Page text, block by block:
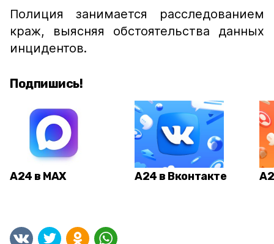
Полиция занимается расследованием
краж, выясняя обстоятельства данных
инцидентов.
Подпишись!
А24 в MAX А24 в Вконтакте